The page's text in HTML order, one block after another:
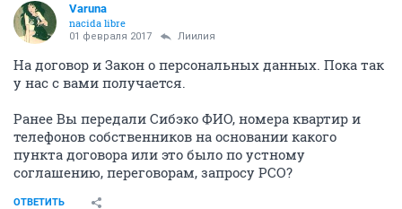
Varuna
nacida libre
01 февраля 2017 Лиилия
На договор и Закон о персональных данных. Пока так
у нас с вами получается.
Ранее Вы передали Сибэко ФИО, номера квартир и
телефонов собственников на основании какого
пункта договора или это было по устному
соглашению, переговорам, запросу РСО?
ОТВЕТИТЬ